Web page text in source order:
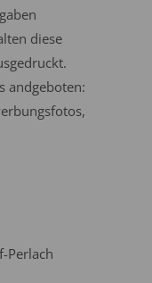
diese
andgeboten:
Perlach